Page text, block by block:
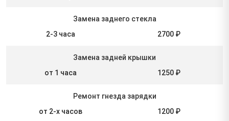
Замена заднего стекла
2-3 часа
2700 ₽
Замена задней крышки
от 1 часа
1250 ₽
Ремонт гнезда зарядки
от 2-х часов
1200 ₽